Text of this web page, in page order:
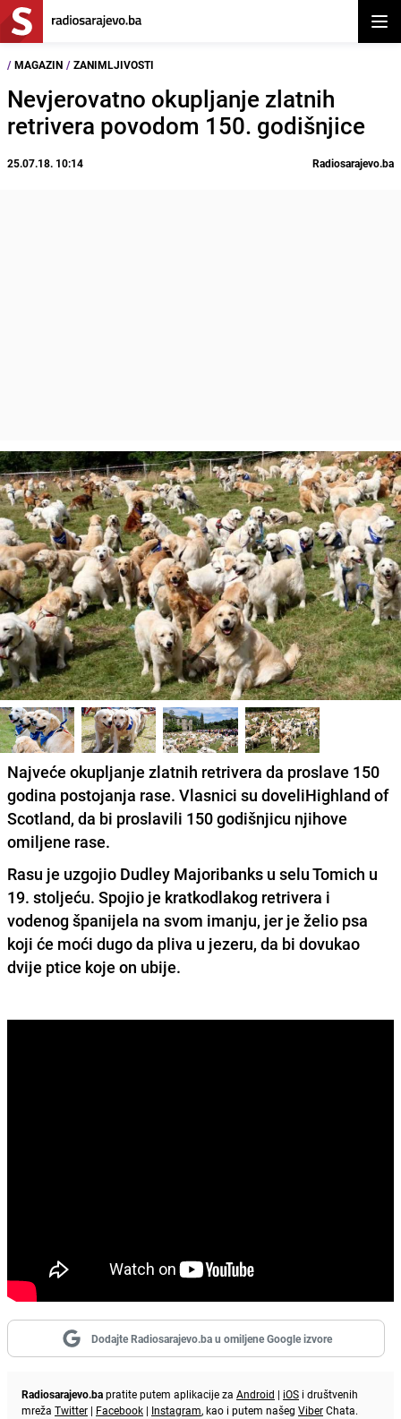
/ MAGAZIN / ZANIMLJIVOSTI
Nevjerovatno okupljanje zlatnih
retrivera povodom 150. godišnjice
25.07.18. 10:14 Radiosarajevo.ba
Najveće okupljanje zlatnih retrivera da proslave 150
godina postojanja rase. Vlasnici su doveliHighland of
Scotland, da bi proslavili 150 godišnjicu njihove
omiljene rase.
Rasu je uzgojio Dudley Majoribanks u selu Tomich u
19. stoljeću. Spojio je kratkodlakog retrivera i
vodenog španijela na svom imanju, jer je želio psa
koji će moći dugo da pliva u jezeru, da bi dovukao
dvije ptice koje on ubije.
Dodajte Radiosarajevo.ba u omiljene Google izvore
Radiosarajevo.bapratite putem aplikacije za Android | iOS i društvenih
mreža Twitter | Facebook | Instagram, kao i putem našeg ViberChata.